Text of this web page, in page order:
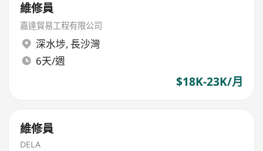
維修員
嘉達貿易工程有限公司
深水埗, 長沙灣
6天/週
$18K-23K/月
維修員
DELA